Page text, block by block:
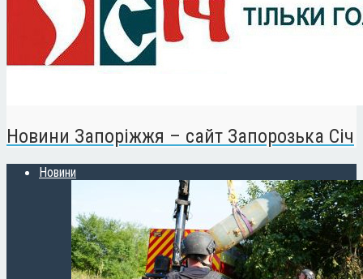
Новини Запоріжжя – сайт Запорозька Січ
Новини